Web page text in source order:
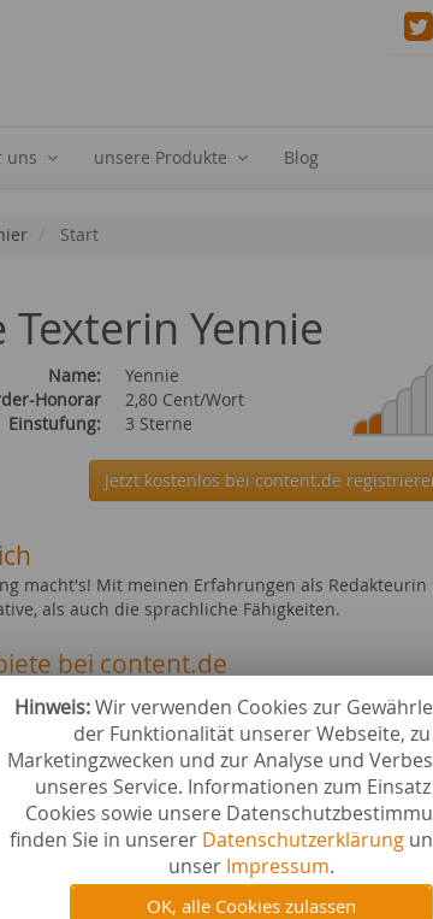
Hinweis:Wir verwenden Cookies zur
der Funktionalität unserer Webseite, zu
Marketingzwecken und zur Analyse und
unseres Service. Informationen zum
Cookies sowie unsere
finden Sie in unserer Datenschutzerklärung
unser Impressum.
OK, alle Cookies zulassen
uns unsere Produkte Blog
Start
Texterin Yennie
Name:
Yennie
Honorar
2,80 Cent/Wort
Einstufung:
3 Sterne
Jetzt kostenlos bei content.de
macht's! Mit meinen Erfahrungen als
als auch die sprachliche Fähigkeiten.
bei content.de
Heimtextilien
& Kosmetik
Abschlüsse
Medienwirtschaft